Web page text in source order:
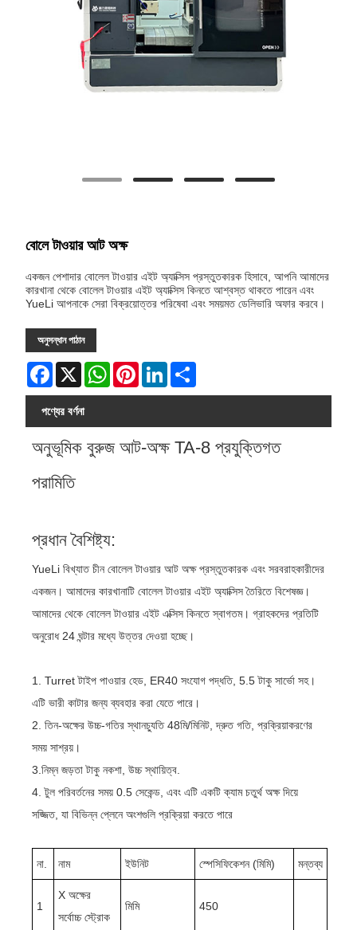
বোলে টাওয়ার আট অক্ষ
একজন পেশাদার বোলেল টাওয়ার এইট অ্যাক্সিস প্রস্তুতকারক হিসাবে, আপনি আমাদের
কারখানা থেকে বোলেল টাওয়ার এইট অ্যাক্সিস কিনতে আশ্বস্ত থাকতে পারেন এবং
YueLi আপনাকে সেরা বিক্রয়োত্তর পরিষেবা এবং সময়মত ডেলিভারি অফার করবে।
অনুসন্ধান পাঠান
Facebook
X WhatsAppPinterestLinkedIn
পণ্যের বর্ণনা
অনুভূমিক বুরুজ আট-অক্ষ TA-8 প্রযুক্তিগত
পরামিতি
প্রধান বৈশিষ্ট্য:
YueLi বিখ্যাত চীন বোলেল টাওয়ার আট অক্ষ প্রস্তুতকারক এবং সরবরাহকারীদের
একজন। আমাদের কারখানাটি বোলেল টাওয়ার এইট অ্যাক্সিস তৈরিতে বিশেষজ্ঞ।
আমাদের থেকে বোলেল টাওয়ার এইট এক্সিস কিনতে স্বাগতম। গ্রাহকদের প্রতিটি
অনুরোধ 24 ঘন্টার মধ্যে উত্তর দেওয়া হচ্ছে।
1. Turret টাইপ পাওয়ার হেড, ER40 সংযোগ পদ্ধতি, 5.5 টাকু সার্ভো সহ।
এটি ভারী কাটার জন্য ব্যবহার করা যেতে পারে।
2. তিন-অক্ষের উচ্চ-গতির স্থানচ্যুতি 48মি/মিনিট, দ্রুত গতি, প্রক্রিয়াকরণের
সময় সাশ্রয়।
3.নিম্ন জড়তা টাকু নকশা, উচ্চ স্থায়িত্ব.
4. টুল পরিবর্তনের সময় 0.5 সেকেন্ড, এবং এটি একটি ক্যাম চতুর্থ অক্ষ দিয়ে
সজ্জিত, যা বিভিন্ন প্লেনে অংশগুলি প্রক্রিয়া করতে পারে
না. নাম ইউনিট স্পেসিফিকেশন (মিমি) মন্তব্য
1
X অক্ষের
সর্বোচ্চ স্ট্রোক
মিমি 450